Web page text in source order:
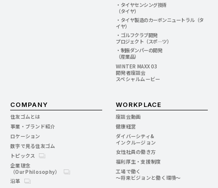
・タイヤセンシング技術
（タイヤ）
・タイヤ製造のカーボンニュートラル（タ
イヤ）
・ゴルフクラブ開発
プロジェクト（スポ―ツ）
・制振ダンパーの開発
（産業品）
WINTER MAXX 03
開発者座談会
スペシャルムービー
COMPANY
住友ゴムとは
事業・ブランド紹介
ロケーション
数字で見る住友ゴム
トピックス
企業理念
（Our Philosophy）
沿革
WORKPLACE
座談会動画
健康経営
ダイバーシティ&
インクルージョン
女性社員の働き方
福利厚生・支援制度
工場で働く
～将来ビジョンと働く環境～